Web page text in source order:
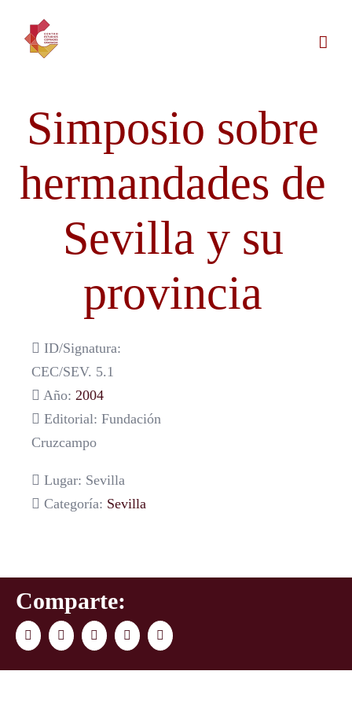
contenido
Simposio sobre
hermandades de
Sevilla y su
provincia
ID/Signatura:
CEC/SEV. 5.1
Año: 2004
Editorial: Fundación
Cruzcampo
Lugar: Sevilla
Categoría: Sevilla
Comparte:
FacebookTwitter LinkedInWhatsAppCorreo
electrónico